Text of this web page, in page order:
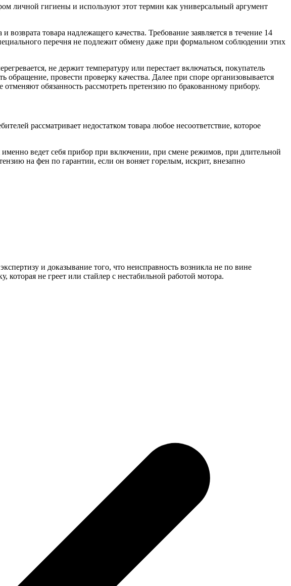
личной гигиены и используют этот термин как универсальный аргумент
товара надлежащего качества. Требование заявляется в течение 14
перечня не подлежит обмену даже при формальном соблюдении этих
не держит температуру или перестает включаться, покупатель
обращение, провести проверку качества. Далее при споре организовывается
обязанность рассмотреть претензию по бракованному прибору.
рассматривает недостатком товара любое несоответствие, которое
ведет себя прибор при включении, при смене режимов, при длительной
на фен по гарантии, если он воняет горелым, искрит, внезапно
и доказывание того, что неисправность возникла не по вине
которая не греет или стайлер с нестабильной работой мотора.